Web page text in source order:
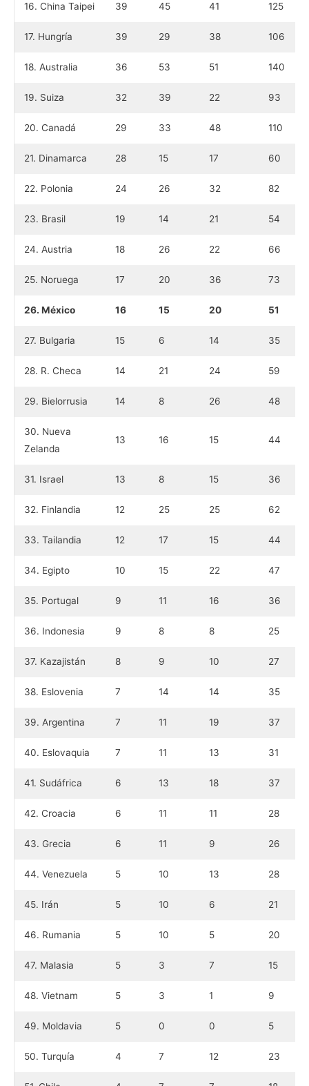
16. China Taipei 39 45 41 125
17. Hungría 39 29 38 106
18. Australia 36 53 51 140
19. Suiza 32 39 22 93
20. Canadá 29 33 48 110
21. Dinamarca 28 15 17 60
22. Polonia 24 26 32 82
23. Brasil 19 14 21 54
24. Austria 18 26 22 66
25. Noruega 17 20 36 73
26. México 16 15 20 51
27. Bulgaria 15 6 14 35
28. R. Checa 14 21 24 59
29. Bielorrusia 14 8 26 48
30. Nueva
Zelanda
13 16 15 44
31. Israel 13 8 15 36
32. Finlandia 12 25 25 62
33. Tailandia 12 17 15 44
34. Egipto 10 15 22 47
35. Portugal 9 11 16 36
36. Indonesia 9 8 8 25
37. Kazajistán 8 9 10 27
38. Eslovenia 7 14 14 35
39. Argentina 7 11 19 37
40. Eslovaquia 7 11 13 31
41. Sudáfrica 6 13 18 37
42. Croacia 6 11 11 28
43. Grecia 6 11 9 26
44. Venezuela 5 10 13 28
45. Irán 5 10 6 21
46. Rumania 5 10 5 20
47. Malasia 5 3 7 15
48. Vietnam 5 3 1 9
49. Moldavia 5 0 0 5
50. Turquía 4 7 12 23